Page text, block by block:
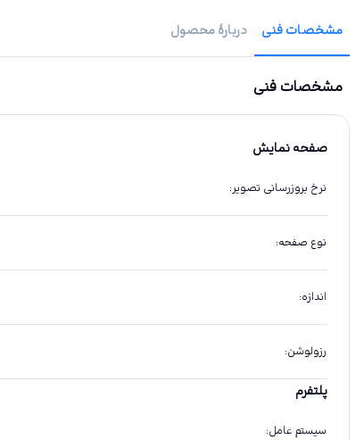
مشخصات فنی دربارهٔ محصول
مشخصات فنی
صفحه نمایش
نرخ بروزرسانی تصویر:
نوع صفحه:
اندازه:
رزولوشن:
پلتفرم
سیستم عامل: